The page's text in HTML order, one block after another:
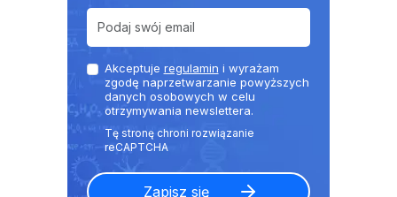
Akceptuje regulamin i wyrażam
zgodę naprzetwarzanie powyższych
danych osobowych w celu
otrzymywania newslettera.